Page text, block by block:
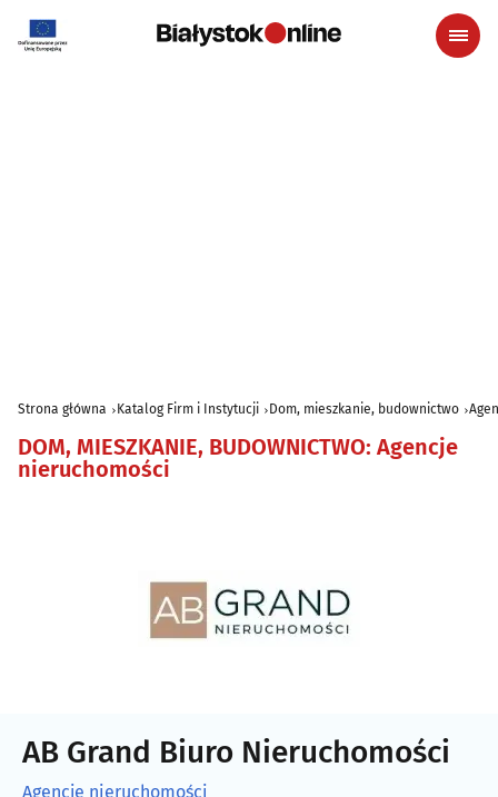
Strona główna Katalog Firm i Instytucji Dom, mieszkanie, budownictwo
DOM, MIESZKANIE, BUDOWNICTWO: Agencje
nieruchomości
AB Grand Biuro Nieruchomości
Agencje nieruchomości